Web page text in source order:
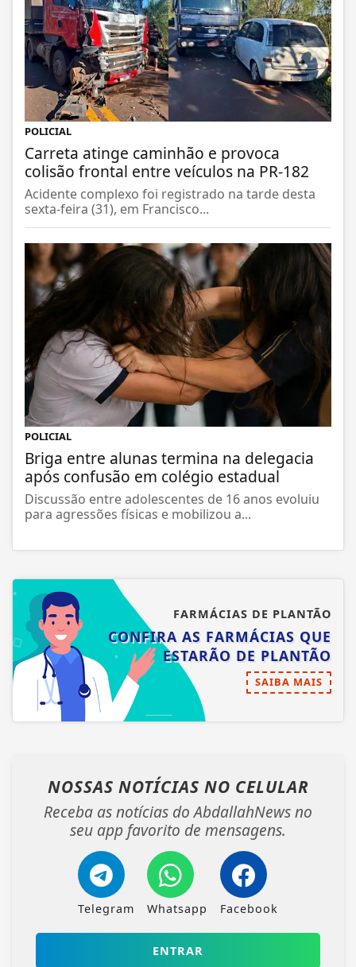
POLICIAL
Carreta atinge caminhão e provoca
colisão frontal entre veículos na PR-182
Acidente complexo foi registrado na tarde desta
sexta-feira (31), em Francisco...
POLICIAL
Briga entre alunas termina na delegacia
após confusão em colégio estadual
Discussão entre adolescentes de 16 anos evoluiu
para agressões físicas e mobilizou a...
FARMÁCIAS DE PLANTÃO
CONFIRA AS FARMÁCIAS QUE
ESTARÃO DE PLANTÃO
SAIBA MAIS
NOSSAS NOTÍCIAS NO CELULAR
Receba as notícias do AbdallahNews no
seu app favorito de mensagens.
Telegram Whatsapp Facebook
ENTRAR